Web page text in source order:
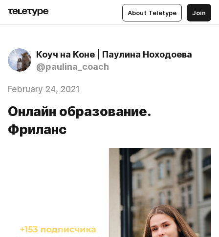
About Teletype Join
Коуч на Коне | Паулина Ноходоева
@paulina_coach
February 24, 2021
Онлайн образование.
Фриланс